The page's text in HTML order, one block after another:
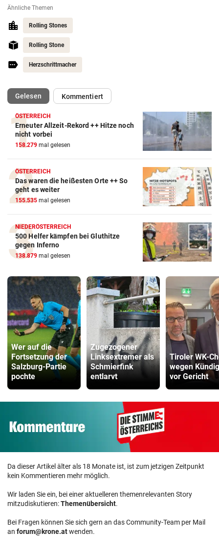
Ähnliche Themen
Rolling Stones
Rolling Stone
Herzschrittmacher
Gelesen(ausgewählt)Kommentiert
ÖSTERREICH
Erneuter Allzeit-Rekord ++ Hitze noch
nicht vorbei
158.279 mal gelesen
ÖSTERREICH
Das waren die heißesten Orte ++ So
geht es weiter
155.535 mal gelesen
NIEDERÖSTERREICH
500 Helfer kämpfen bei Gluthitze
gegen Inferno
138.879 mal gelesen
Wer auf die
Fortsetzung der
Salzburg-Partie
pochte
Zugezogener
Linksextremer als
Schmierfink
entlarvt
Tiroler WK-
wegen
vor Gericht
Da dieser Artikel älter als 18 Monate ist, ist zum jetzigen Zeitpunkt
kein Kommentieren mehr möglich.
Wir laden Sie ein, bei einer aktuelleren themenrelevanten Story
mitzudiskutieren:Themenübersicht.
Bei Fragen können Sie sich gern an das Community-Team per Mail
an forum@krone.atwenden.